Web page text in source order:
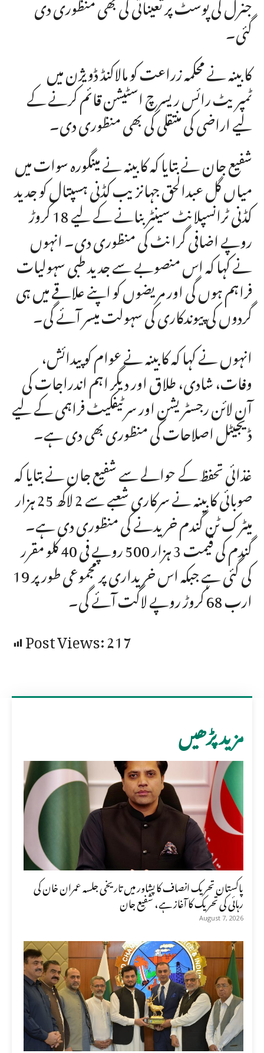
گئی۔
کابینہ نے محکمہ زراعت کو مالاکنڈ ڈویژن میں
ٹمپریٹ رائس ریسرچ اسٹیشن قائم کرنے کے
لیے اراضی کی منتقلی کی بھی منظوری دی۔
شفیع جان نے بتایا کہ کابینہ نے مینگورہ سوات میں
میاں گل عبدالحق جہانزیب کڈنی ہسپتال کو جدید
کڈنی ٹرانسپلانٹ سینٹر بنانے کے لیے 18 کروڑ
روپے اضافی گرانٹ کی منظوری دی۔ انہوں
نے کہا کہ اس منصوبے سے جدید طبی سہولیات
فراہم ہوں گی اور مریضوں کو اپنے علاقے میں ہی
گردوں کی پیوندکاری کی سہولت میسر آئے گی۔
انہوں نے کہا کہ کابینہ نے عوام کو پیدائش،
وفات، شادی، طلاق اور دیگر اہم اندراجات کی
آن لائن رجسٹریشن اور سرٹیفکیٹ فراہمی کے لیے
ڈیجیٹل اصلاحات کی منظوری بھی دی ہے۔
غذائی تحفظ کے حوالے سے شفیع جان نے بتایا کہ
صوبائی کابینہ نے سرکاری شعبے سے 2 لاکھ 25 ہزار
میٹرک ٹن گندم خریدنے کی منظوری دی ہے۔
گندم کی قیمت 3 ہزار 500 روپے فی 40 کلو مقرر
کی گئی ہے جبکہ اس خریداری پر مجموعی طور پر 19
ارب 68 کروڑ روپے لاگت آئے گی۔
Post Views:217
مزید پڑھیں
پاکستان تحریک انصاف کا پشاور میں تاریخی جلسہ عمران خان کی
رہائی کی تحریک کا آغاز ہے، شفیع جان
August 7, 2026